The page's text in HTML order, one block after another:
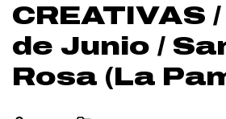
CREATIVAS
de Junio /
Rosa (La